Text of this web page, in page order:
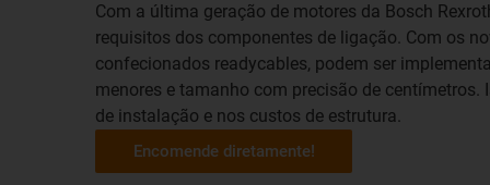
Com a última geração de motores da Bosch
requisitos dos componentes de ligação. Com os
confecionados readycables, podem ser
menores e tamanho com precisão de centímetros.
de instalação e nos custos de estrutura.
Encomende diretamente!